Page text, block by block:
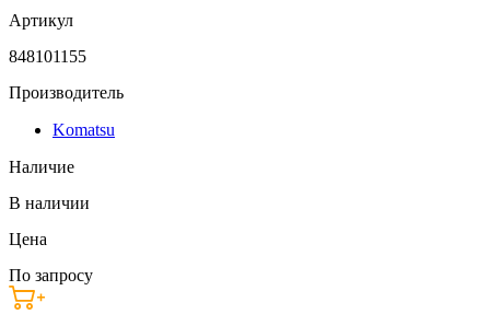
Артикул
848101155
Производитель
Komatsu
Наличие
В наличии
Цена
По запросу